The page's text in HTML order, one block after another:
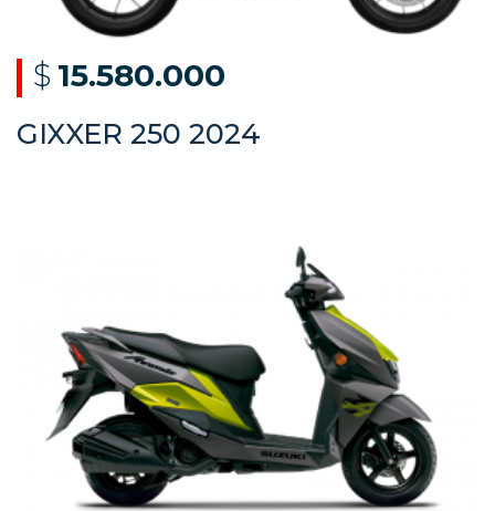
$ 15.580.000
GIXXER 250 2024